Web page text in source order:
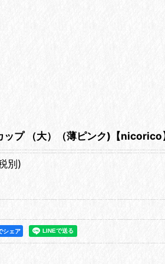
プ （大）（薄ピンク)【nicorico
別)
シェア